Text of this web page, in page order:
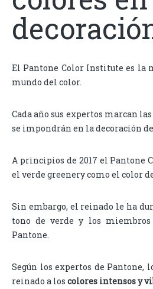
El Pantone Color Institute es la
mundo del color.
Cada año sus expertos marcan
se impondrán en la decoración
A principios de 2017 el Pantone
el verde greenery como el color
Sin embargo, el reinado le ha
tono de verde y los
Pantone.
Según los expertos de Pantone,
reinado a los colores intensos y